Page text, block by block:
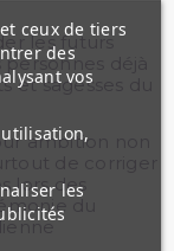
les futurs
déjà
et sagesses du
ambition non
de corriger
lors des
du
ceux de tiers
des
vos
les